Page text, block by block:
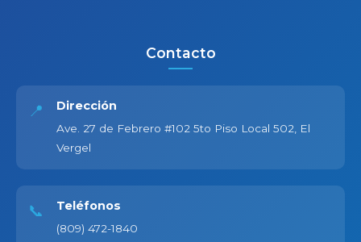
Contacto
📍 Dirección
Ave. 27 de Febrero #102 5to Piso Local 502, El
Vergel
📞 Teléfonos
(809) 472-1840